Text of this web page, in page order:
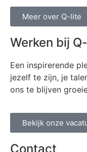
Meer over Q-lite
Werken bij
Een inspirerende
jezelf te zijn, je
ons te blijven
Bekijk onze
Contact